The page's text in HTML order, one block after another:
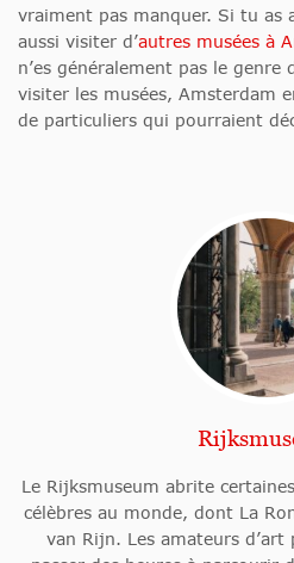
vraiment pas manquer. Si tu as
aussi visiter d’autres musées à
n’es généralement pas le genre
visiter les musées, Amsterdam
de particuliers qui pourraient
Le Rijksmuseum abrite
célèbres au monde, dont La
van Rijn. Les amateurs